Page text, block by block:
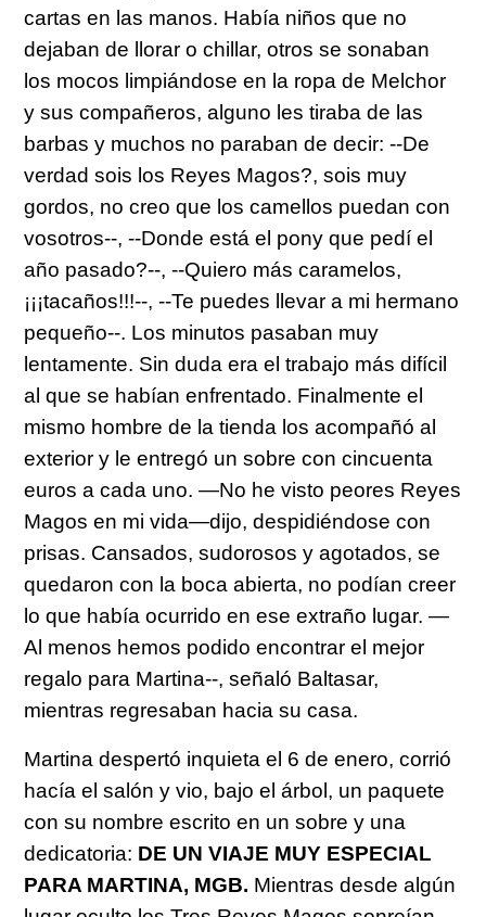
cartas en las manos. Había niños que no
dejaban de llorar o chillar, otros se sonaban
los mocos limpiándose en la ropa de Melchor
y sus compañeros, alguno les tiraba de las
barbas y muchos no paraban de decir:--De
verdad sois los Reyes Magos?, sois muy
gordos, no creo que los camellos puedan con
vosotros--, --Donde está el pony que pedí el
año pasado?--, --Quiero más caramelos,
¡¡¡tacaños!!!--, --Te puedes llevar a mi hermano
pequeño--. Los minutos pasaban muy
lentamente. Sin duda era el trabajo más difícil
al que se habían enfrentado. Finalmente el
mismo hombre de la tienda los acompañó al
exterior y le entregó un sobre con cincuenta
euros a cada uno.—No he visto peores Reyes
Magos en mi vida—dijo, despidiéndose con
prisas. Cansados, sudorosos y agotados, se
quedaron con la boca abierta, no podían creer
lo que había ocurrido en ese extraño lugar.—
Al menos hemos podido encontrar el mejor
regalo para Martina--,señaló Baltasar,
mientras regresaban hacia su casa.
Martina despertó inquieta el 6 de enero, corrió
hacía el salón y vio, bajo el árbol, un paquete
con su nombre escrito en un sobre y una
dedicatoria: DE UN VIAJE MUY ESPECIAL
PARA MARTINA, MGB. Mientras desde algún